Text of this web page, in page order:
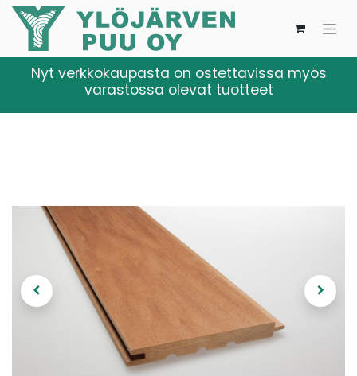
Nyt verkkokaupasta on ostettavissa myös
varastossa olevat tuotteet